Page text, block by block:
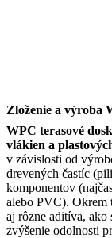
Zloženie a výroba
WPC terasové
vlákien a
v závislosti od
drevených častíc
komponentov
alebo PVC). Okrem
aj rôzne aditíva,
zvýšenie odolnosti